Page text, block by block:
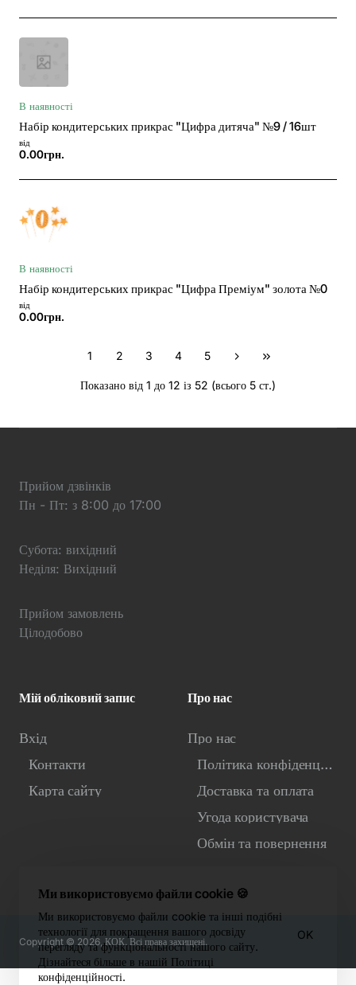
Ми використовуємо файли cookie 🍪
Ми використовуємо файли cookie та інші подібні
технології для покращення вашого досвіду
перегляду та функціональності нашого сайту.
Дізнайтеся більше в нашій Політиці
конфіденційності.
OK
В наявності
Набір кондитерських прикрас "Цифра дитяча" №9 / 16шт
від
0.00грн.
В наявності
Набір кондитерських прикрас "Цифра Преміум" золота №0
від
0.00грн.
1 2 3 4 5
Показано від 1 до 12 із 52 (всього 5 ст.)
Прийом дзвінків
Пн - Пт: з 8:00 до 17:00
Субота: вихідний
Неділя: Вихідний
Прийом замовлень
Цілодобово
Мій обліковий запис
Вхід
Контакти
Карта сайту
Про нас
Про нас
Політика конфіденційності
Доставка та оплата
Угода користувача
Обмін та повернення
Copyright © 2026, КОК. Всі права захищені.